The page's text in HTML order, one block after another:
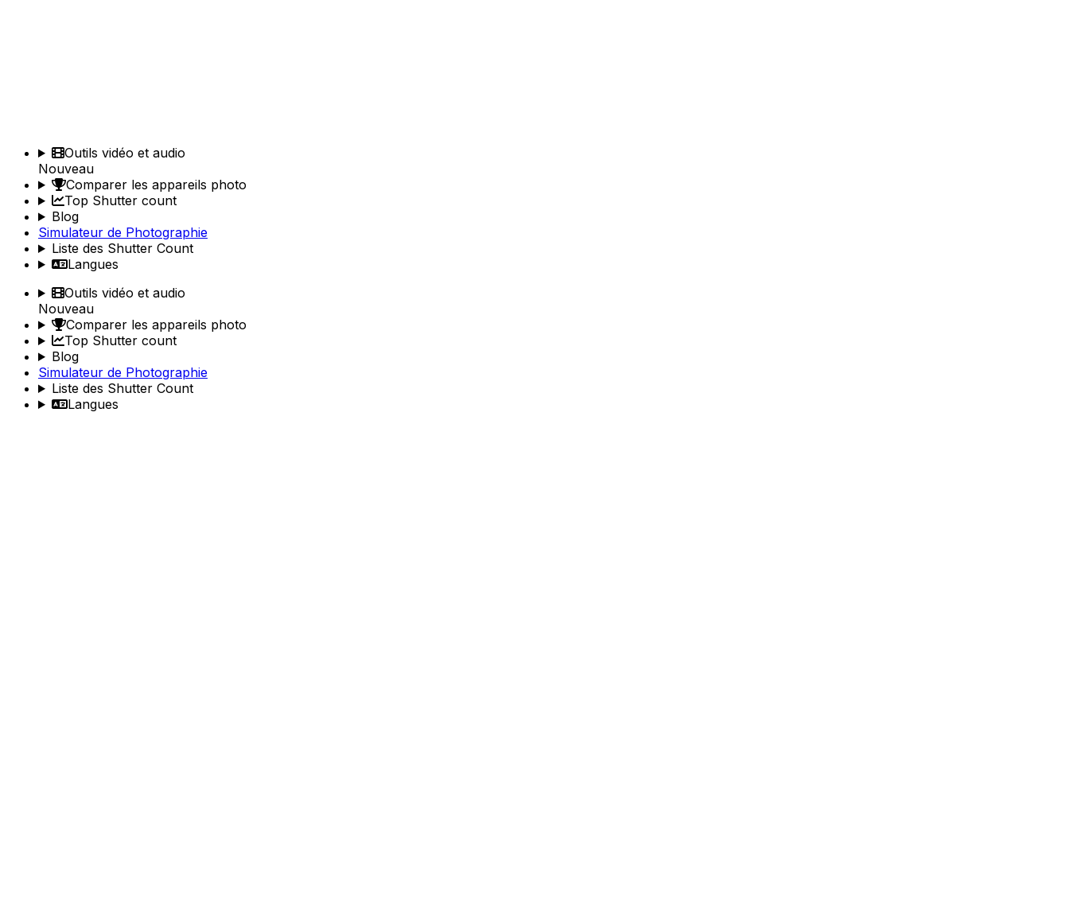
Outils vidéo et audio
Nouveau
Comparer les appareils photo
Top Shutter count
Blog
Simulateur de Photographie
Liste des Shutter Count
Langues
Outils vidéo et audio
Nouveau
Comparer les appareils photo
Top Shutter count
Blog
Simulateur de Photographie
Liste des Shutter Count
Langues